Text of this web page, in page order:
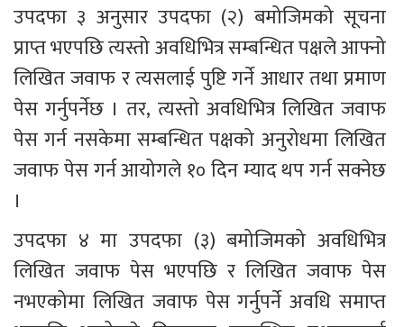
उपदफा ३ अनुसार उपदफा (२) बमोजिमको सूचना
प्राप्त भएपछि त्यस्तो अवधिभित्र सम्बन्धित पक्षले आफ्नो
लिखित जवाफ र त्यसलाई पुष्टि गर्ने आधार तथा प्रमाण
पेस गर्नुपर्नेछ । तर, त्यस्तो अवधिभित्र लिखित जवाफ
पेस गर्न नसकेमा सम्बन्धित पक्षको अनुरोधमा लिखित
जवाफ पेस गर्न आयोगले १० दिन म्याद थप गर्न सक्नेछ
।
उपदफा ४ मा उपदफा (३) बमोजिमको अवधिभित्र
लिखित जवाफ पेस भएपछि र लिखित जवाफ पेस
नभएकोमा लिखित जवाफ पेस गर्नुपर्ने अवधि समाप्त